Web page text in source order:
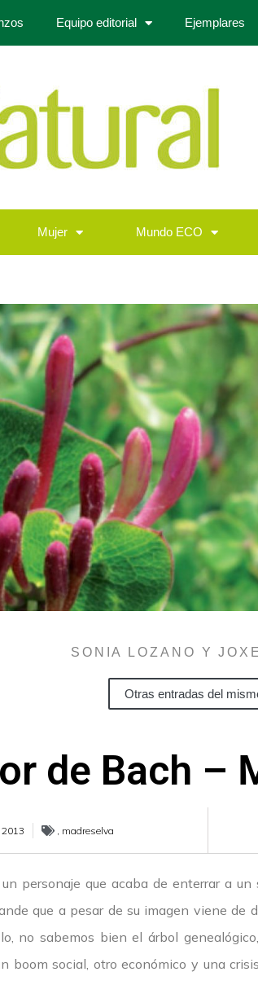
Equipo editorial Ejemplares
Mujer Mundo ECO
SONIA LOZANO Y
Otras entradas del
de Bach –
madreselva
personaje que acaba de enterrar a
que a pesar de su imagen viene de
no sabemos bien el árbol
boom social, otro económico y una